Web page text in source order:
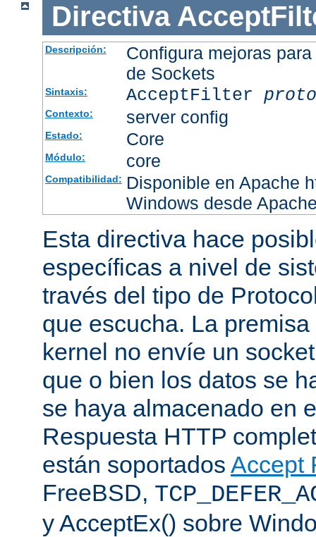
Directiva
Descripción:
Configura mejoras
de Sockets
Sintaxis: AcceptFilter
Contexto: server config
Estado: Core
Módulo: core
Compatibilidad: Disponible en Apache
Windows desde
Esta directiva hace
específicas a nivel de
través del tipo de
que escucha. La
kernel no envíe un
que o bien los datos se
se haya almacenado en
Respuesta HTTP
están soportados Accept
FreeBSD,
y AcceptEx() sobre